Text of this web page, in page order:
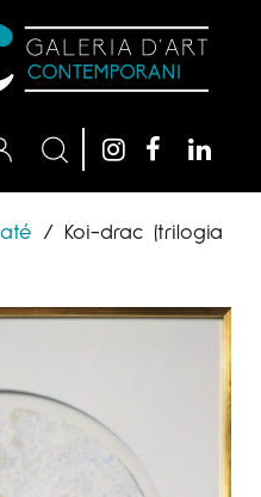
/ Koi-drac (trilogia